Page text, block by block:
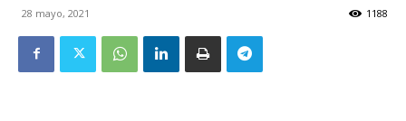
28 mayo, 2021 1188